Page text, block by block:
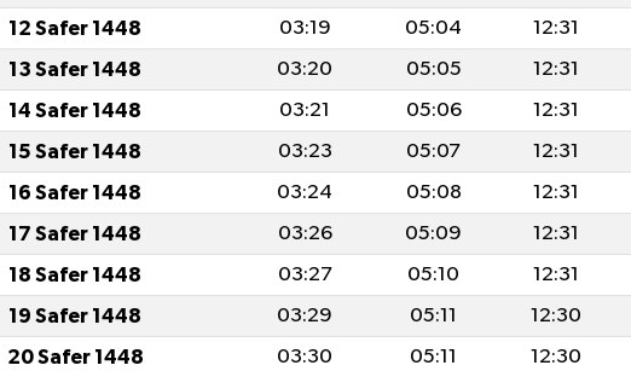
12 Safer 1448 03:19 05:04 12:31
13 Safer 1448 03:20 05:05 12:31
14 Safer 1448 03:21 05:06 12:31
15 Safer 1448 03:23 05:07 12:31
16 Safer 1448 03:24 05:08 12:31
17 Safer 1448 03:26 05:09 12:31
18 Safer 1448 03:27 05:10 12:31
19 Safer 1448 03:29 05:11 12:30
20 Safer 1448 03:30 05:11 12:30